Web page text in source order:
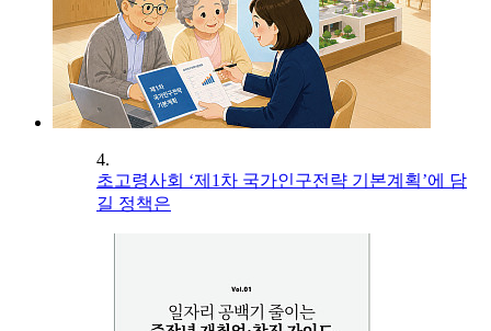
4.
초고령사회 ‘제1차 국가인구전략 기본계획’에 담
길 정책은